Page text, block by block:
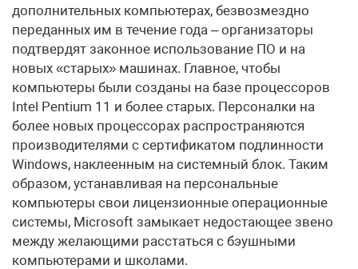
дополнительных компьютерах, безвозмездно
переданных им в течение года – организаторы
подтвердят законное использование ПО и на
новых «старых» машинах. Главное, чтобы
компьютеры были созданы на базе процессоров
Intel Pentium 11 и более старых. Персоналки на
более новых процессорах распространяются
производителями с сертификатом подлинности
Windows, наклеенным на системный блок. Таким
образом, устанавливая на персональные
компьютеры свои лицензионные операционные
системы, Microsoft замыкает недостающее звено
между желающими расстаться с бэушными
компьютерами и школами.